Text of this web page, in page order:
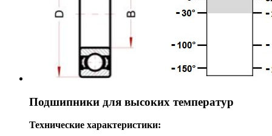
Подшипники для высоких температур
Технические характеристики: